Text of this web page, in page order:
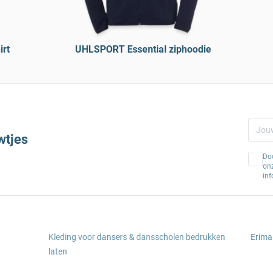
UHLSPORT Essential ziphoodie
Kleding voor dansers & dansscholen bedrukken
laten